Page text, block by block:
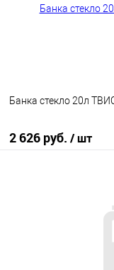
Банка стекло 20л
2 626 руб. / шт